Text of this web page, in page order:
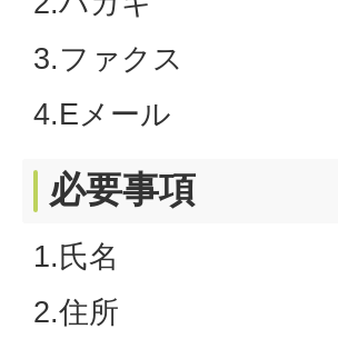
3.ファクス
4.Eメール
必要事項
1.氏名
2.住所